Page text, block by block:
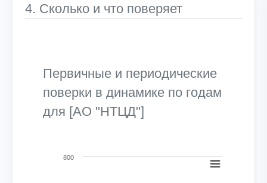
4. Сколько и что поверяет
Первичные и периодические
поверки в динамике по годам
для [АО "НТЦД"]
Chart800